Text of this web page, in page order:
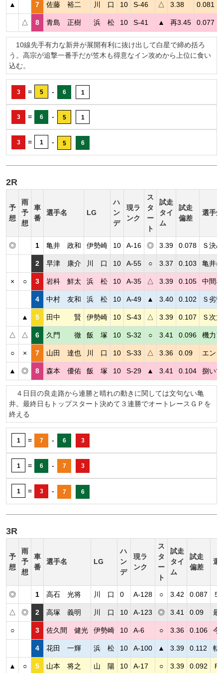
▲ 7 佐藤 裕二 川 口 10 S-46 △ 3.38 0.081
△ 8 青島 正樹 浜 松 10 S-41 ▲ 再3.45 0.077
10線先手有力な新井が展開有利に抜け出して白星で締め括ろ
う。高宗が追撃一番手だが笠木も得意なイン攻めから上位に食い
込む。
3 = 5 - 6 1
3 = 6 - 5 1
3 = 1 - 5 6
2R
予
想
雨
予
想
車
番
選手名 LG
ハ
ン
デ
現ラ
ンク
ス
タ
ー
ト
試走
タイ
ム
試走
偏差
選手
◎ 1 亀井 政和 伊勢崎 10 A-16 ◎ 3.39 0.078 Ｓ決
2 早津 康介 川 口 10 A-55 ○ 3.37 0.103 亀井
× ○ 3 岩科 鮮太 浜 松 10 A-35 △ 3.39 0.105 中間
4 中村 友和 浜 松 10 A-49 ▲ 3.40 0.102 Ｓ劣
▲ 5 田中 賢 伊勢崎 10 S-43 △ 3.39 0.107 Ｓ次
△ △ 6 久門 徹 飯 塚 10 S-32 ○ 3.41 0.096 機力
○ × 7 山田 達也 川 口 10 S-33 △ 3.36 0.09 エン
▲ ◎ 8 森本 優佑 飯 塚 10 S-29 ▲ 3.41 0.104 捌い
４日目の良走路から連勝と晴れの動きに関しては文句ない亀
井。最終日もトップスタート決めて３連勝でオートレースＧＰを
終える
1 = 7 - 6 3
1 = 6 - 7 3
1 = 3 - 7 6
3R
予
想
雨
予
想
車
番
選手名 LG
ハ
ン
デ
現ラ
ンク
ス
タ
ー
ト
試走
タイ
ム
試走
偏差
選
◎ 1 高石 光将 川 口 0 A-128 ○ 3.42 0.087 ５
△ ◎ 2 高塚 義明 川 口 10 A-123 ◎ 3.41 0.09 最
○ 3 佐久間 健光 伊勢崎 10 A-6 ○ 3.36 0.106 今
4 花田 一輝 浜 松 10 A-100 ▲ 3.39 0.112 軌
▲ ○ 5 山本 将之 山 陽 10 A-17 ○ 3.39 0.092 Ｆ